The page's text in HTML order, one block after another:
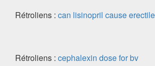
Rétroliens : can lisinopril cause
Rétroliens : cephalexin dose for bv